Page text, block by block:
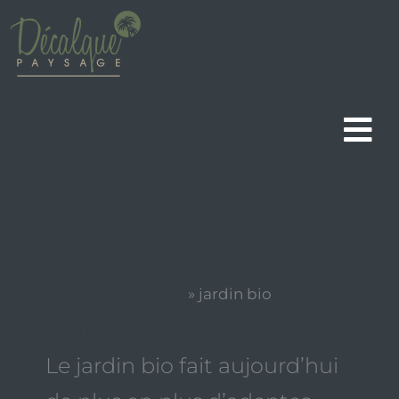
contenu
» jardin bio
Le jardin bio fait aujourd’hui